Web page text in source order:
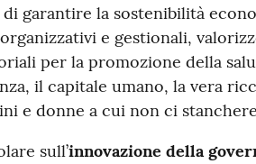
garantire la sostenibilità
e gestionali,
per la promozione della
il capitale umano, la vera
e donne a cui non ci
sull’innovazione della